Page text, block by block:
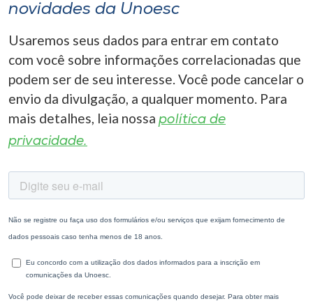
novidades da Unoesc
Usaremos seus dados para entrar em contato
com você sobre informações correlacionadas que
podem ser de seu interesse. Você pode cancelar o
envio da divulgação, a qualquer momento. Para
mais detalhes, leia nossa política de
privacidade.